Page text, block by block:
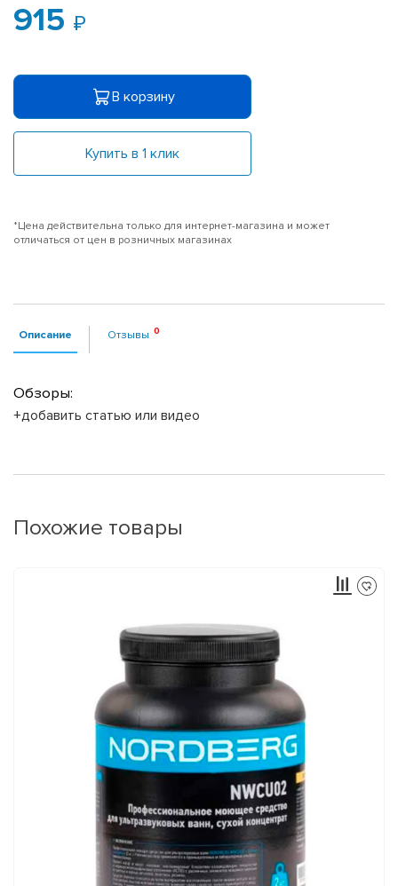
915
В корзину
Купить в 1 клик
*Цена действительна только для интернет-магазина и может
отличаться от цен в розничных магазинах
Описание Отзывы
Обзоры:
+добавить статью или видео
Похожие товары